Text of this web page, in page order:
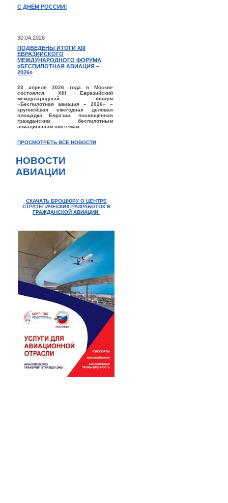
С ДНЁМ РОССИИ!
30.04.2026
ПОДВЕДЕНЫ ИТОГИ XIII
ЕВРАЗИЙСКОГО
МЕЖДУНАРОДНОГО ФОРУМА
«БЕСПИЛОТНАЯ АВИАЦИЯ –
2026»
23 апреля 2026 года в Москве
состоялся XIII Евразийский
международный форум
«Беспилотная авиация – 2026» –
крупнейшая ежегодная деловая
площадка Евразии, посвященная
гражданским беспилотным
авиационным системам.
ПРОСМОТРЕТЬ ВСЕ НОВОСТИ
НОВОСТИ
АВИАЦИИ
СКАЧАТЬ БРОШЮРУ О ЦЕНТРЕ
СТРАТЕГИЧЕСКИХ РАЗРАБОТОК В
ГРАЖДАНСКОЙ АВИАЦИИ.